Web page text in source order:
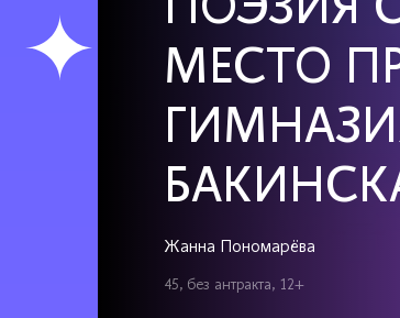
ПОЭЗИЯ
МЕСТО
Жанна Пономарёва
45, без антракта, 12+